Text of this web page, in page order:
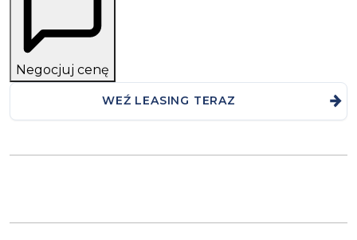
Negocjuj cenę
WEŹ LEASING TERAZ